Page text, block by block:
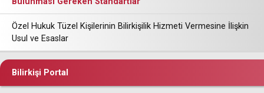
Özel Hukuk Tüzel Kişilerinin Bilirkişilik Hizmeti Vermesine İlişkin
Usul ve Esaslar
Bilirkişi Portal